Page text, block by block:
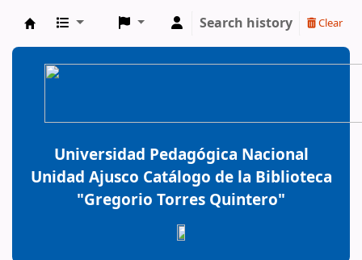
BiblioGTQ
Search history Clear
Universidad Pedagógica Nacional
Unidad Ajusco Catálogo de la Biblioteca
"Gregorio Torres Quintero"